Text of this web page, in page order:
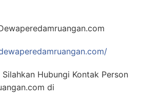
Hubungi Kontak Person
di